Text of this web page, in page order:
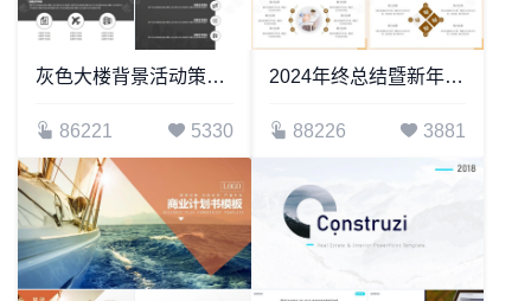
灰色大楼背景活动策划PPT模板公司介绍产品推荐品牌宣讲PPT模板
86221 5330
2024年终总结暨新年计划报告
88226 3881